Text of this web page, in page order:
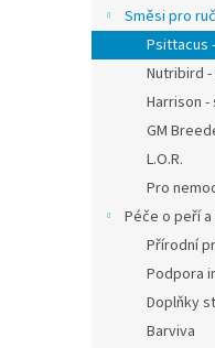
Směsi pro
Psittacus
Nutribird
Harrison
GM
L.O.R.
Pro
Péče o peří a
Přírodní
Podpora
Doplňky
Barviva